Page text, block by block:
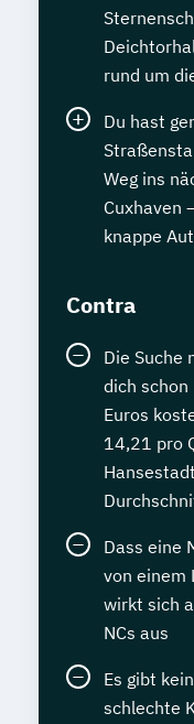
rund um
Du hast
Weg ins
Cuxhaven
knappe
Contra
Die Suche
dich schon
Euros
14,21 pro
Dass eine
von einem
wirkt sich
NCs aus
Es gibt
schlechte